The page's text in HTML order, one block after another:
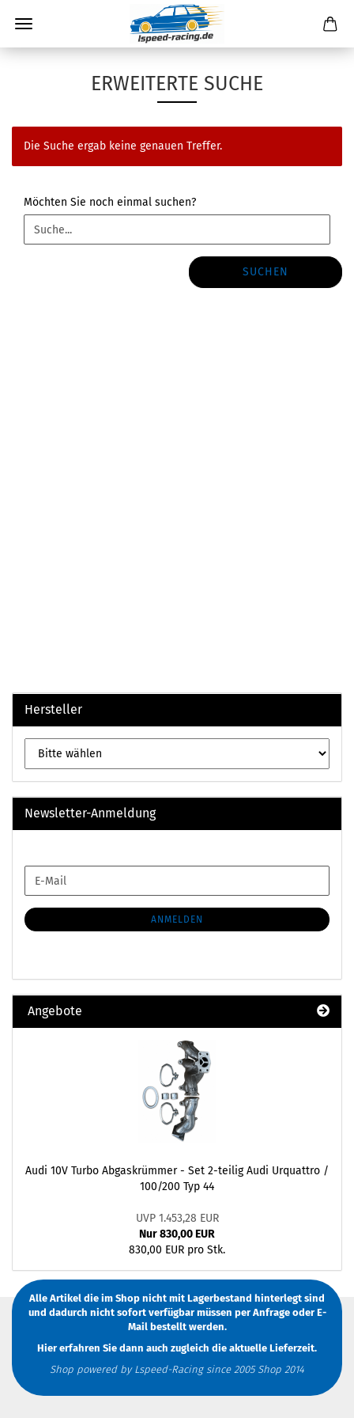
ERWEITERTE SUCHE
Die Suche ergab keine genauen Treffer.
MÖCHTEN
SIE
NOCH
EINMAL
Möchten Sie noch einmal suchen?
SUCHEN
Hersteller
Newsletter-Anmeldung
ZUR
ANMELDUNG
E-
Mail
ANMELDEN
Angebote
Audi 10V Turbo Abgaskrümmer - Set 2-teilig Audi Urquattro /
100/200 Typ 44
UVP 1.453,28 EUR
Nur 830,00 EUR
830,00 EUR pro Stk.
Alle Artikel die im Shop nicht mit Lagerbestand hinterlegt sind
und dadurch nicht sofort verfügbar müssen per AnfrageoderE-
Mailbestellt werden.
Hier erfahren Sie dann auch zugleich die aktuelle Lieferzeit.
Shop powered by Lspeed-Racing since 2005 Shop 2014